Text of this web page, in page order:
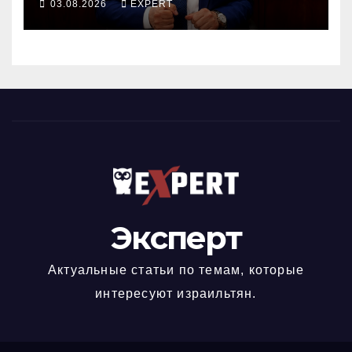
докажет это делом
03.08.2026 EXPERT
Эксперт
Актуальные статьи по темам, которые
интересуют израильтян.